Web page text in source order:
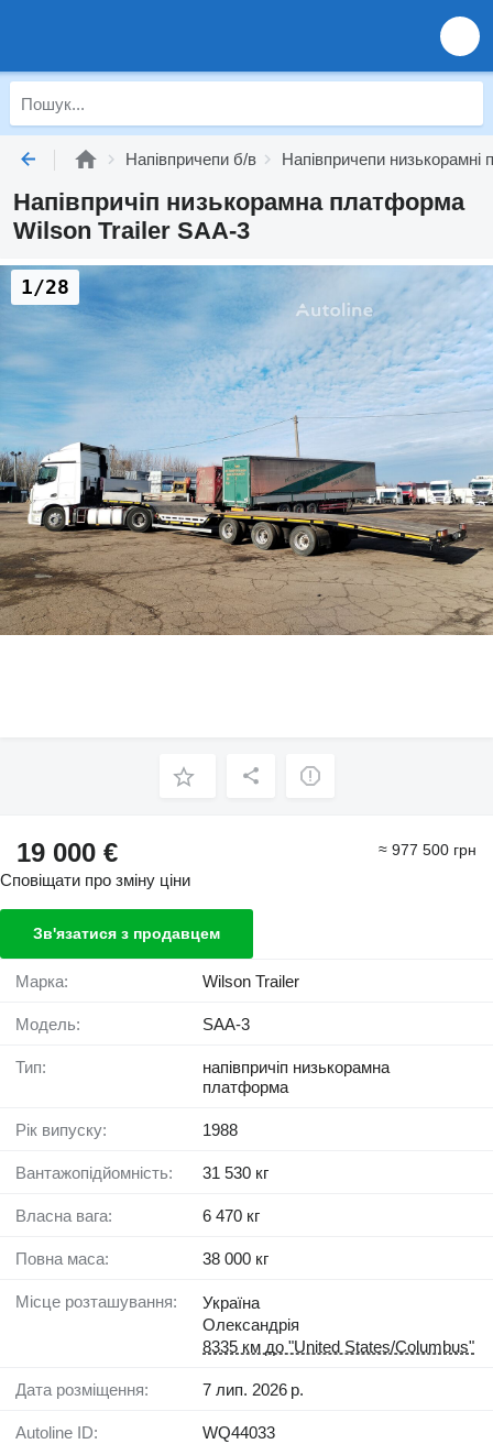
Напівпричепи б/в Напівпричепи
Напівпричіп низькорамна платформа
Wilson Trailer SAA-3
1/28
19 000 € ≈ 977 500 грн
Сповіщати про зміну ціни
Зв'язатися з продавцем
Марка: Wilson Trailer
Модель: SAA-3
Тип:
напівпричіп низькорамна
платформа
Рік випуску: 1988
Вантажопідйомність: 31 530 кг
Власна вага: 6 470 кг
Повна маса: 38 000 кг
Місце розташування:
Україна
Олександрія
8335 км до "United States/Columbus"
Дата розміщення: 7 лип. 2026 р.
Autoline ID: WQ44033